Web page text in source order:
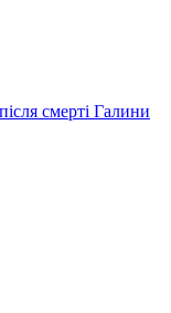
смерті Галини